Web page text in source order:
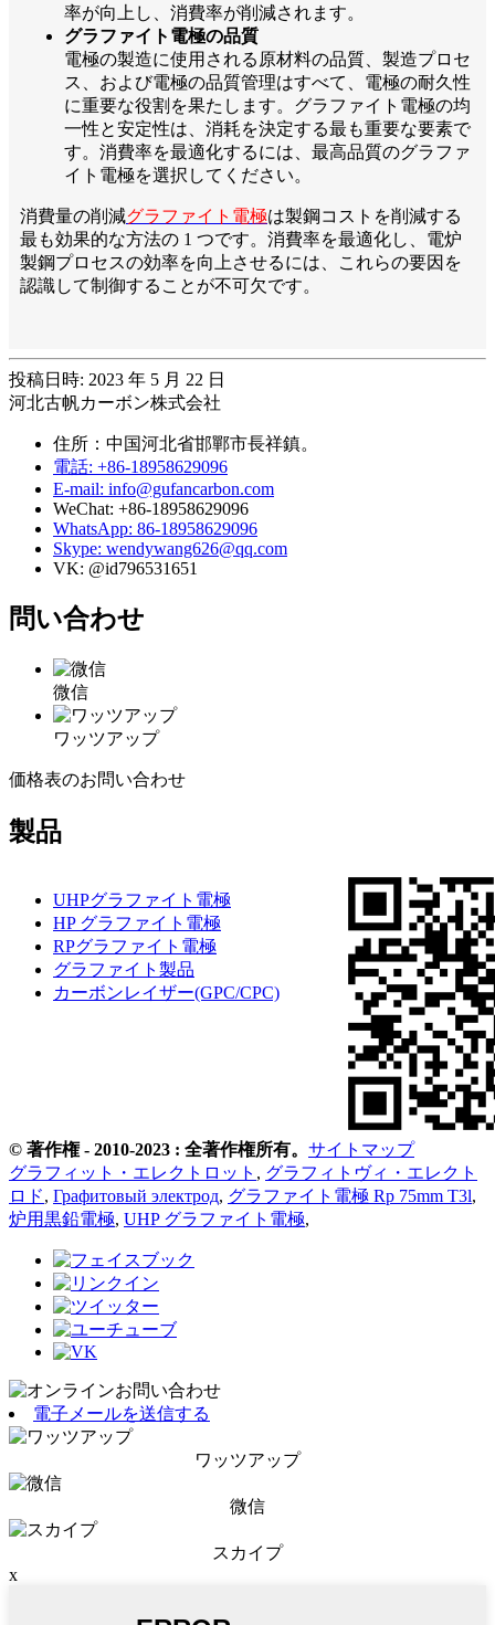
率が向上し、消費率が削減されます。
グラファイト電極の品質
電極の製造に使用される原材料の品質、製造プロセ
ス、および電極の品質管理はすべて、電極の耐久性
に重要な役割を果たします。グラファイト電極の均
一性と安定性は、消耗を決定する最も重要な要素で
す。消費率を最適化するには、最高品質のグラファ
イト電極を選択してください。
消費量の削減グラファイト電極は製鋼コストを削減する
最も効果的な方法の 1 つです。消費率を最適化し、電炉
製鋼プロセスの効率を向上させるには、これらの要因を
認識して制御することが不可欠です。
投稿日時: 2023 年 5 月 22 日
河北古帆カーボン株式会社
住所：中国河北省邯鄲市長祥鎮。
電話: +86-18958629096
E-mail: info@gufancarbon.com
WeChat: +86-18958629096
WhatsApp: 86-18958629096
Skype: wendywang626@qq.com
VK: @id796531651
問い合わせ
微信
ワッツアップ
価格表のお問い合わせ
製品
UHPグラファイト電極
HP グラファイト電極
RPグラファイト電極
グラファイト製品
カーボンレイザー(GPC/CPC)
© 著作権 - 2010-2023 : 全著作権所有。 サイトマップ
グラフィット・エレクトロット , グラフィトヴィ・エレクト
ロド, Графитовый электрод, グラファイト電極 Rp 75mm T3l,
炉用黒鉛電極, UHP グラファイト電極,
電子メールを送信する
ワッツアップ
微信
スカイプ
x